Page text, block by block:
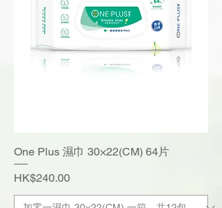
One Plus 濕巾 30×22(CM) 64片
Price
HK$240.00